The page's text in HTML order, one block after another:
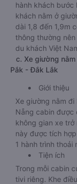
hành khách bước
khách nằm ở
dài 1,8 đến 1,9m
thông thường
du khách Việt
c. Xe giường nằm
Pắk - Đắk Lắk
Giới thiệu
Xe giường nằm
Nẵng cabin được
không gian xe trở
này được tích
1 hành trình thoải
Tiện ích
Trong mỗi cabin
tivi riêng. Khe